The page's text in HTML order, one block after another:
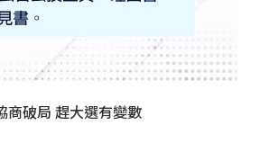
商破局 趕大選有變數